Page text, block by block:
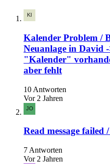
Kalender Problem /
Neuanlage in David
"Kalender"
aber fehlt
10 Antworten
Vor 2 Jahren
Read message failed
7 Antworten
Vor 2 Jahren